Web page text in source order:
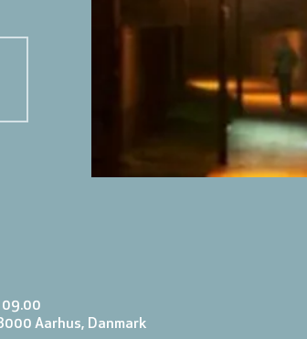
09.00
Aarhus, Danmark